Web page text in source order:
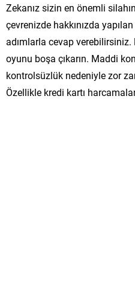
Zekanız sizin en önemli
çevrenizde hakkınızda
adımlarla cevap
oyunu boşa çıkarın. Maddi
kontrolsüzlük nedeniyle zor
Özellikle kredi kartı